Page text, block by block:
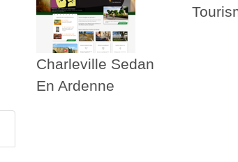
Charleville Sedan
En Ardenne